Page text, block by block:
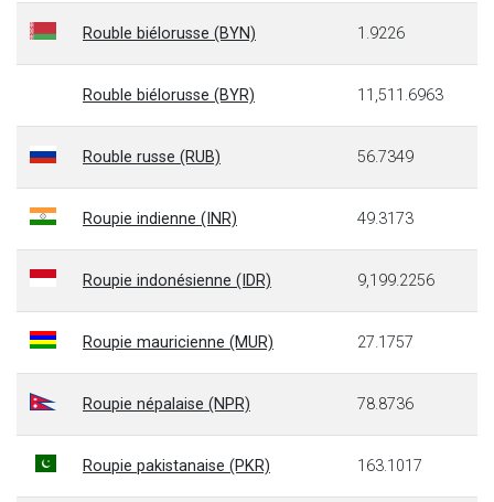
Rouble biélorusse (BYN) 1.9226
Rouble biélorusse (BYR) 11,511.6963
Rouble russe (RUB) 56.7349
Roupie indienne (INR) 49.3173
Roupie indonésienne (IDR) 9,199.2256
Roupie mauricienne (MUR) 27.1757
Roupie népalaise (NPR) 78.8736
Roupie pakistanaise (PKR) 163.1017